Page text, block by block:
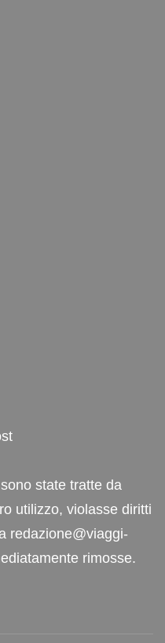
state tratte da
utilizzo, violasse diritti
redazione@viaggi-
rimosse.